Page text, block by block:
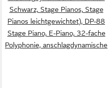
Schwarz, Stage Pianos, Stage
Pianos leichtgewichtet), DP-88
Stage Piano, E-Piano, 32-fache
Polyphonie, anschlagdynamische